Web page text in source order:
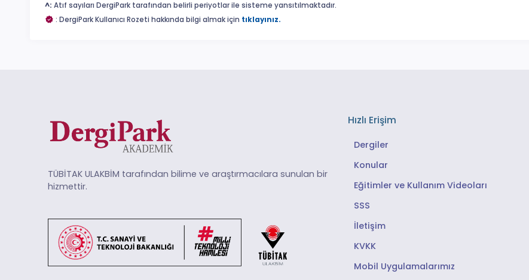
^: Atıf sayıları DergiPark tarafından belirli periyotlar ile sisteme yansıtılmaktadır.
: DergiPark Kullanıcı Rozeti hakkında bilgi almak için tıklayınız.
TÜBİTAK ULAKBİM tarafından bilime ve araştırmacılara sunulan bir
hizmettir.
Hızlı Erişim
Dergiler
Konular
Eğitimler ve Kullanım Videoları
SSS
İletişim
KVKK
Mobil Uygulamalarımız